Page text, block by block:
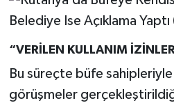
“VERİLEN KULLANIM
Bu süreçte büfe
görüşmeler